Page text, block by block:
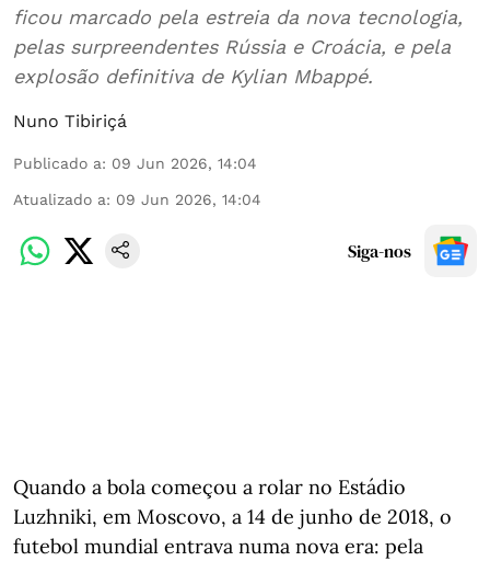
ficou marcado pela estreia da nova tecnologia,
pelas surpreendentes Rússia e Croácia, e pela
explosão definitiva de Kylian Mbappé.
Nuno Tibiriçá
Publicado a: 09 Jun 2026, 14:04
Atualizado a: 09 Jun 2026, 14:04
Siga-nos
Quando a bola começou a rolar no Estádio
Luzhniki, em Moscovo, a 14 de junho de 2018, o
futebol mundial entrava numa nova era: pela